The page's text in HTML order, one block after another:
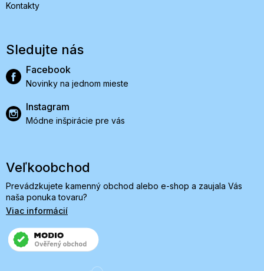
Kontakty
Sledujte nás
Facebook
Novinky na jednom mieste
Instagram
Módne inšpirácie pre vás
Veľkoobchod
Prevádzkujete kamenný obchod alebo e-shop a zaujala Vás
naša ponuka tovaru?
Viac informácií